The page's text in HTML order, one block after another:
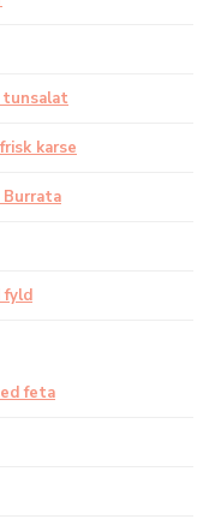
tunsalat
karse
Burrata
fyld
feta